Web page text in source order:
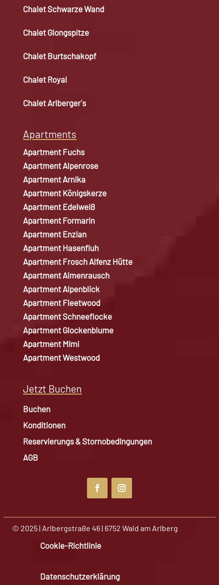
Chalet Schwarze Wand
Chalet Glongspitze
Chalet Burtschakopf
Chalet Royal
Chalet Arlberger´s
Apartments
Apartment Fuchs
Apartment Alpenrose
Apartment Arnika
Apartment Königskerze
Apartment Edelweiß
Apartment Formarin
Apartment Enzian
Apartment Hasenfluh
Apartment Frosch Alfenz Hütte
Apartment Almenrausch
Apartment Alpenblick
Apartment Fleetwood
Apartment Schneeflocke
Apartment Glockenblume
Apartment Mimi
Apartment Westwood
Jetzt Buchen
Buchen
Konditionen
Reservierungs & Stornobedingungen
AGB
© 2025 | Arlbergstraße 46 | 6752 Wald am Arlberg
Cookie-Richtlinie
Datenschutzerklärung